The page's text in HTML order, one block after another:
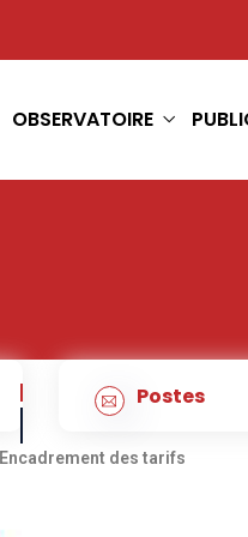
OBSERVATOIRE
Postes
Encadrement des tarifs